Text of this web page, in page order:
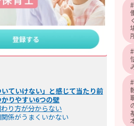
#
#
#
ていけない」と感じて当たり前
りやすい6つの壁
り方が分からない
係がうまくいかない